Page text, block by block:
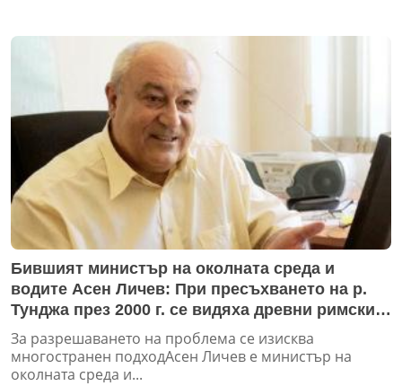
Бившият министър на околната среда и
водите Асен Личев: При пресъхването на р.
Тунджа през 2000 г. се видяха древни римски
мостове
За разрешаването на проблема се изисква
многостранен подходАсен Личев е министър на
околната среда и...